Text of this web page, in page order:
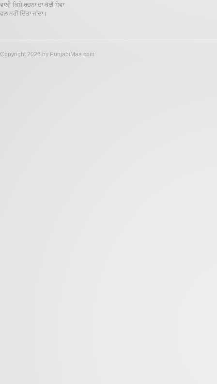
ਵਾਲੀ ਕਿਸੇ ਰਚਨਾ ਦਾ ਕੋਈ ਸੇਵਾ
ਫਲ ਨਹੀਂ ਦਿੱਤਾ ਜਾਂਦਾ।
Copyright 2026 by PunjabiMaa.com